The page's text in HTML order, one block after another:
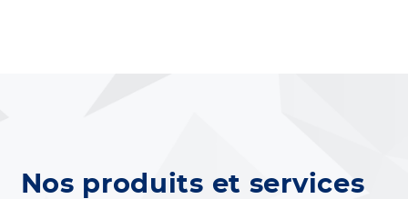
Nos produits et services